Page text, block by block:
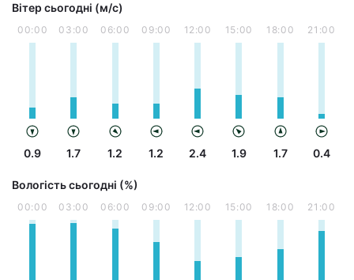
Вітер сьогодні (м/с)
00:00
0.9
03:00
1.7
06:00
1.2
09:00
1.2
12:00
2.4
15:00
1.9
18:00
1.7
21:00
0.4
Вологість сьогодні (%)
00:00 03:00 06:00 09:00 12:00 15:00 18:00 21:00